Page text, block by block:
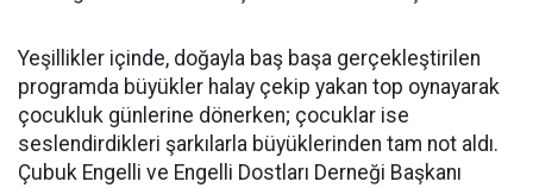
Yeşillikler içinde, doğayla baş başa gerçekleştirilen
programda büyükler halay çekip yakan top oynayarak
çocukluk günlerine dönerken; çocuklar ise
seslendirdikleri şarkılarla büyüklerinden tam not aldı.
Çubuk Engelli ve Engelli Dostları Derneği Başkanı